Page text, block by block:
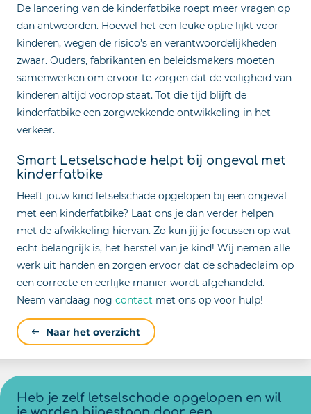
De lancering van de kinderfatbike roept meer vragen op
dan antwoorden. Hoewel het een leuke optie lijkt voor
kinderen, wegen de risico’s en verantwoordelijkheden
zwaar. Ouders, fabrikanten en beleidsmakers moeten
samenwerken om ervoor te zorgen dat de veiligheid van
kinderen altijd voorop staat. Tot die tijd blijft de
kinderfatbike een zorgwekkende ontwikkeling in het
verkeer.
Smart Letselschade helpt bij ongeval met
kinderfatbike
Heeft jouw kind letselschade opgelopen bij een ongeval
met een kinderfatbike? Laat ons je dan verder helpen
met de afwikkeling hiervan. Zo kun jij je focussen op wat
echt belangrijk is, het herstel van je kind! Wij nemen alle
werk uit handen en zorgen ervoor dat de schadeclaim op
een correcte en eerlijke manier wordt afgehandeld.
Neem vandaag nog contact met ons op voor hulp!
Naar het overzicht
Heb je zelf letselschade opgelopen en wil